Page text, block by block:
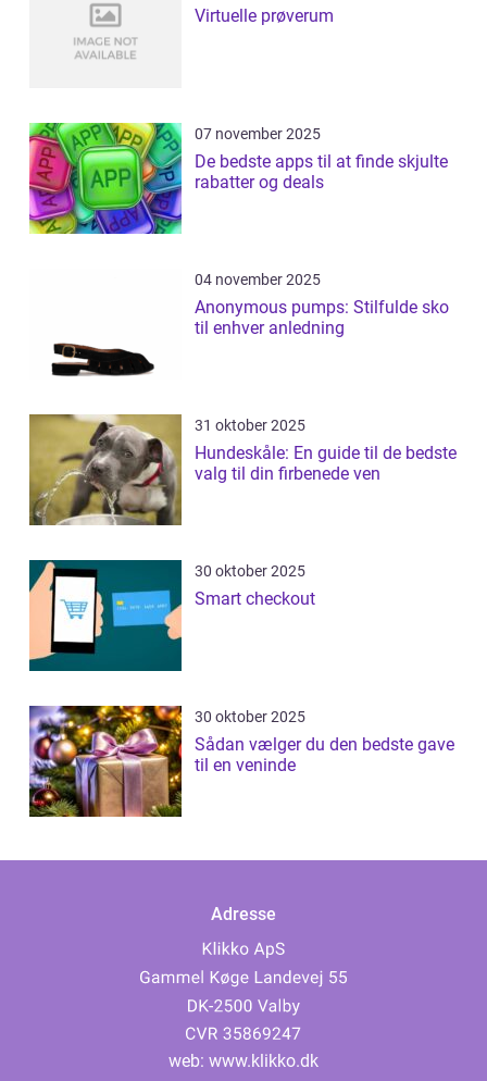
Virtuelle prøverum
07 november 2025
De bedste apps til at finde skjulte
rabatter og deals
04 november 2025
Anonymous pumps: Stilfulde sko
til enhver anledning
31 oktober 2025
Hundeskåle: En guide til de bedste
valg til din firbenede ven
30 oktober 2025
Smart checkout
30 oktober 2025
Sådan vælger du den bedste gave
til en veninde
Adresse
web: www.klikko.dk